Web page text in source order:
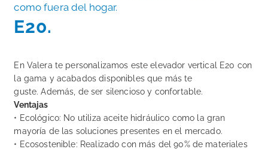
como fuera del hogar.
E20.
En Valera te personalizamos este elevador vertical E20 con
la gama y acabados disponibles que más te
guste. Además, de ser silencioso y confortable.
Ventajas
• Ecológico: No utiliza aceite hidráulico como la gran
mayoría de las soluciones presentes en el mercado.
• Ecosostenible: Realizado con más del 90% de materiales